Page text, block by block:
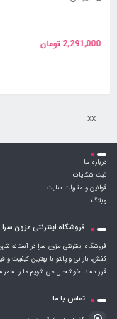
xx
درباره ما
ثبت شکایات
قوانین و مقررات سایت
وبلاگ
فروشگاه اینترنتی مزون سرا
فروشگاه اینترنتی مزون سرا در آستانه
کفش، بارانی و پالتو با بهترین کیفیت
قرار دهد. خوشحال می شویم ما را
تماس با ما